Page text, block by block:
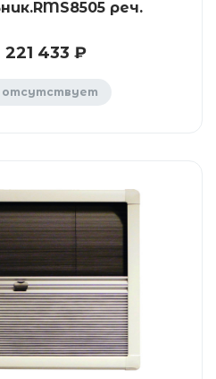
реч.
221 433 ₽
отсутствует